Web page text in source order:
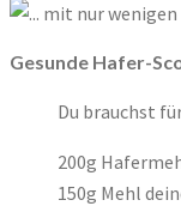
Gesunde Hafer-
Du brauchst
200g
150g Mehl